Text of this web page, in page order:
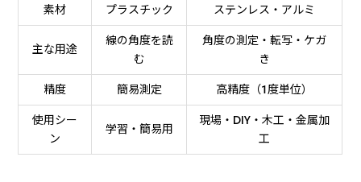
素材
プラスチック ステンレス・アルミ
主な用途
線の角度を読
む
角度の測定・転写・ケガ
き
精度
簡易測定
高精度（1度単位）
使用シー
ン
学習・簡易用
現場・DIY・木工・金属加
工